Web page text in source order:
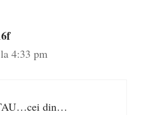
4:33 pm
din…